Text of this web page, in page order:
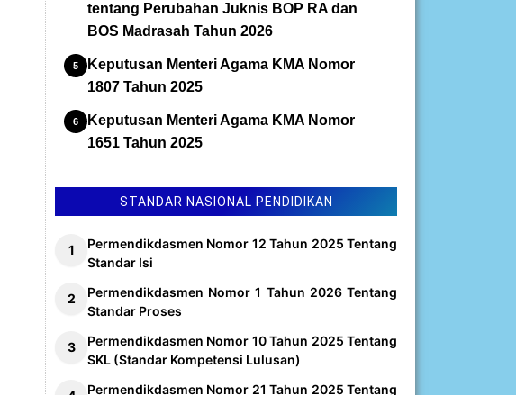
tentang Perubahan Juknis BOP RA dan
BOS Madrasah Tahun 2026
Keputusan Menteri Agama KMA Nomor
1807 Tahun 2025
Keputusan Menteri Agama KMA Nomor
1651 Tahun 2025
STANDAR NASIONAL PENDIDIKAN
Permendikdasmen Nomor 12 Tahun 2025 Tentang
Standar Isi
Permendikdasmen Nomor 1 Tahun 2026 Tentang
Standar Proses
Permendikdasmen Nomor 10 Tahun 2025 Tentang
SKL (Standar Kompetensi Lulusan)
Permendikdasmen Nomor 21 Tahun 2025 Tentang